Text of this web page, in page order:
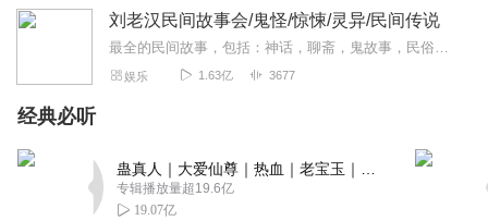
刘老汉民间故事会/鬼怪/惊悚/灵异/民间传说
最全的民间故事，包括：神话，聊斋，鬼故事，民俗，传说故事，听友投稿等一个搜集的民间故事好听的声音，流传的故事发人深省，警示世人，故事虽短，意义深长。本专辑包括民...
娱乐 1.63亿 3677
经典必听
专辑播放量超19.6亿
19.07亿